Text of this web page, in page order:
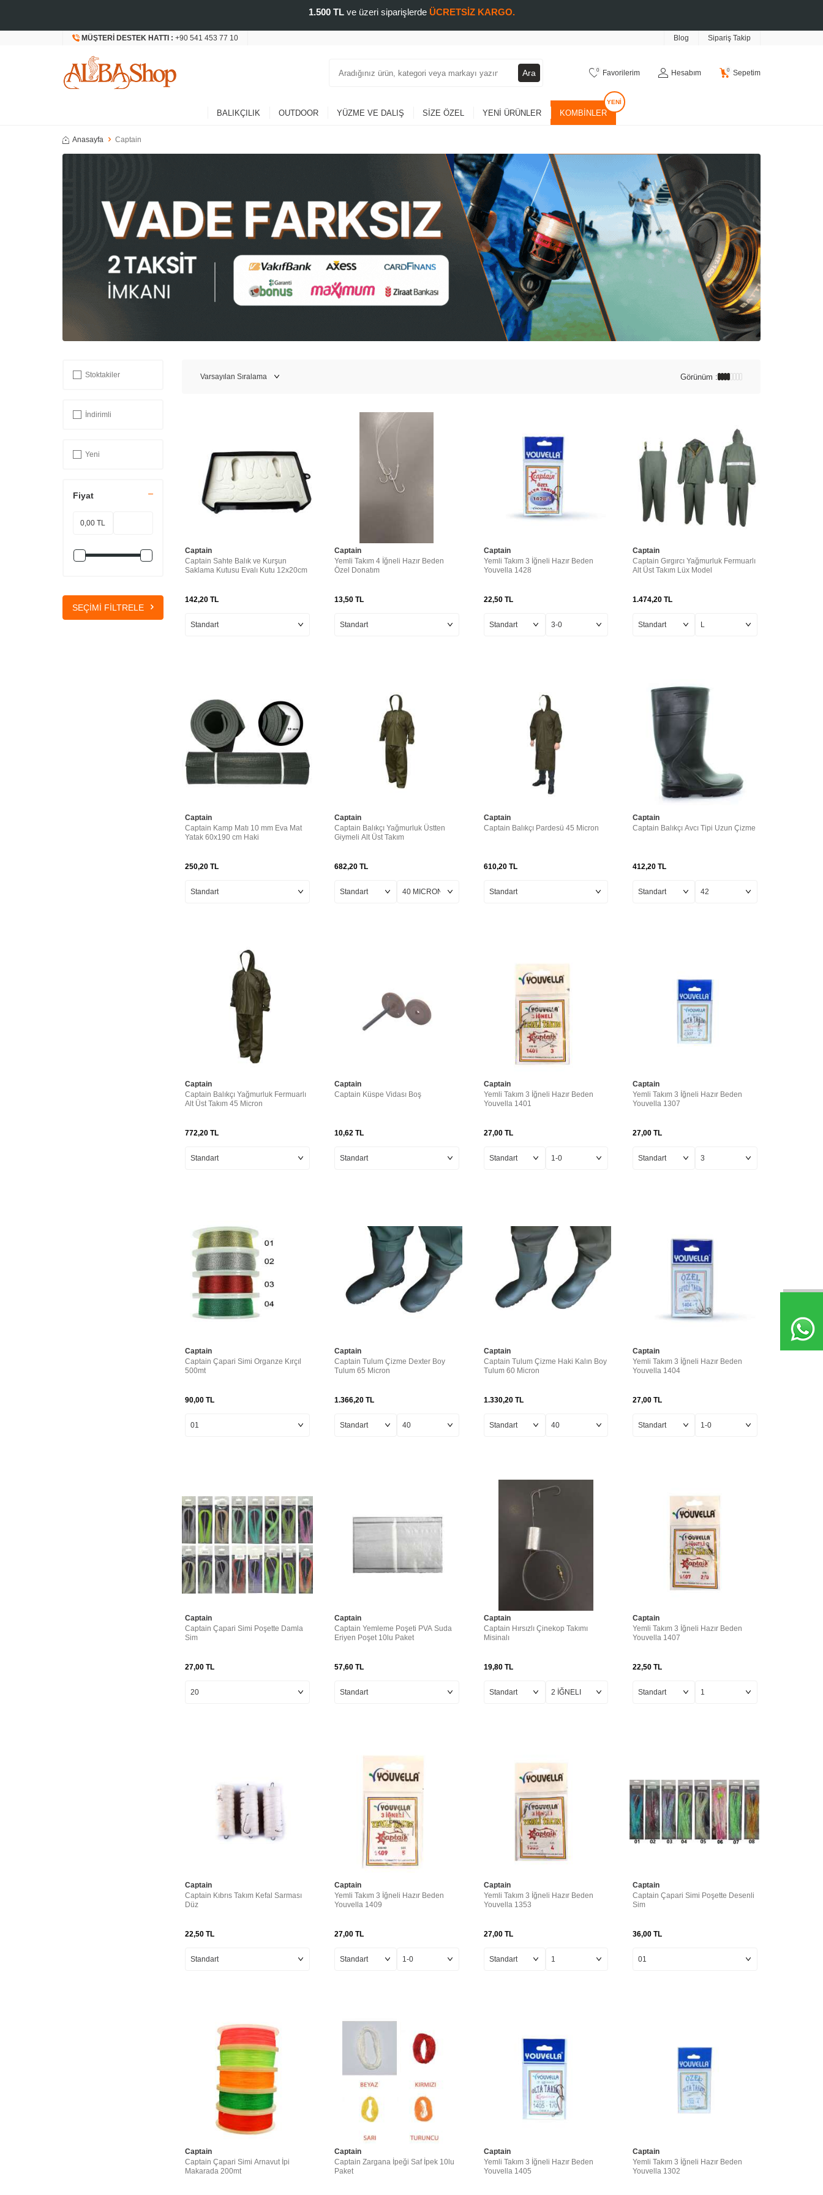
1.500 TLve üzeri siparişlerde ÜCRETSİZ KARGO.
MÜŞTERI DESTEK HATTI : +90 541 453 77 10 Blog Sipariş Takip
Ara 0 Favorilerim Hesabım 0 Sepetim
BALIKÇILIK OUTDOOR YÜZME VE DALIŞ SIZE ÖZEL YENI ÜRÜNLER KOMBINLER
Anasayfa Captain
Stoktakiler
İndirimli
Yeni
Fiyat
SEÇIMI FILTRELE
Görünüm :
Captain
Captain Sahte Balık ve Kurşun
Saklama Kutusu Evalı Kutu 12x20cm
142,20 TL
Captain
Yemli Takım 4 İğneli Hazır Beden
Özel Donatım
13,50TL
Captain
Yemli Takım 3 İğneli Hazır Beden
Youvella 1428
22,50TL
Captain
Captain Gırgırcı Yağmurluk Fermuarlı
Alt Üst Takım Lüx Model
1.474,20 TL
Captain
Captain Kamp Matı 10 mm Eva Mat
Yatak 60x190 cm Haki
250,20 TL
Captain
Captain Balıkçı Yağmurluk Üstten
Giymeli Alt Üst Takım
682,20TL
Captain
Captain Balıkçı Pardesü 45 Micron
610,20TL
Captain
Captain Balıkçı Avcı Tipi Uzun Çizme
412,20 TL
Captain
Captain Balıkçı Yağmurluk Fermuarlı
Alt Üst Takım 45 Micron
772,20 TL
Captain
Captain Küspe Vidası Boş
10,62TL
Captain
Yemli Takım 3 İğneli Hazır Beden
Youvella 1401
27,00TL
Captain
Yemli Takım 3 İğneli Hazır Beden
Youvella 1307
27,00 TL
Captain
Captain Çapari Simi Organze Kırçıl
500mt
90,00 TL
Captain
Captain Tulum Çizme Dexter Boy
Tulum 65 Micron
1.366,20TL
Captain
Captain Tulum Çizme Haki Kalın Boy
Tulum 60 Micron
1.330,20TL
Captain
Yemli Takım 3 İğneli Hazır Beden
Youvella 1404
27,00 TL
Captain
Captain Çapari Simi Poşette Damla
Sim
27,00 TL
Captain
Captain Yemleme Poşeti PVA Suda
Eriyen Poşet 10lu Paket
57,60TL
Captain
Captain Hırsızlı Çinekop Takımı
Misinalı
19,80TL
Captain
Yemli Takım 3 İğneli Hazır Beden
Youvella 1407
22,50 TL
Captain
Captain Kıbrıs Takım Kefal Sarması
Düz
22,50 TL
Captain
Yemli Takım 3 İğneli Hazır Beden
Youvella 1409
27,00TL
Captain
Yemli Takım 3 İğneli Hazır Beden
Youvella 1353
27,00TL
Captain
Captain Çapari Simi Poşette Desenli
Sim
36,00 TL
Captain
Captain Çapari Simi Arnavut İpi
Makarada 200mt
Captain
Captain Zargana İpeği Saf İpek 10lu
Paket
Captain
Yemli Takım 3 İğneli Hazır Beden
Youvella 1405
Captain
Yemli Takım 3 İğneli Hazır Beden
Youvella 1302